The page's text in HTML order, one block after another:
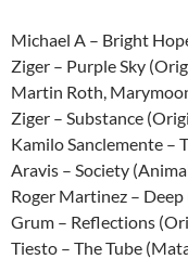
Michael A – Bright
Ziger – Purple Sky
Martin Roth,
Ziger – Substance
Kamilo Sanclemente –
Aravis – Society
Roger Martinez – Deep
Grum – Reflections
Tiesto – The Tube